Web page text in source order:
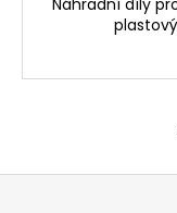
Náhradní díly